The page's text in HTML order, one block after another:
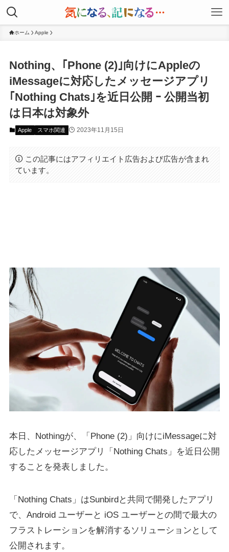
ホーム Apple
Nothing、｢Phone (2)｣向けにAppleの
iMessageに対応したメッセージアプリ
｢Nothing Chats｣を近日公開 ｰ 公開当初
は日本は対象外
Apple スマホ関連 2023年11月15日
この記事にはアフィリエイト広告および広告が含まれ
ています。
本日、Nothingが、「Phone (2)」向けにiMessageに対
応したメッセージアプリ「Nothing Chats」を近日公開
することを発表しました。
「Nothing Chats」はSunbirdと共同で開発したアプリ
で、Android ユーザーと iOS ユーザーとの間で最大の
フラストレーションを解消するソリューションとして
公開されます。